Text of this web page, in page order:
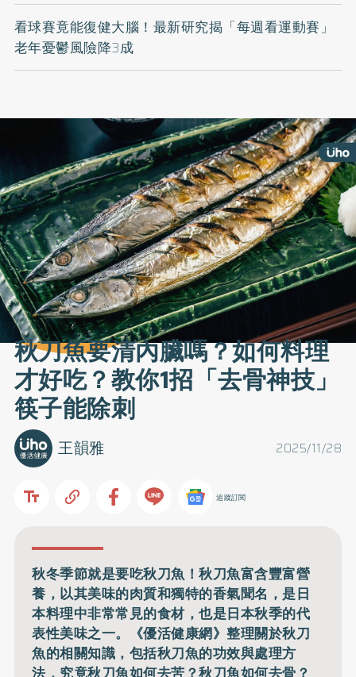
看球賽竟能復健大腦！最新研究揭「每週看運動賽」
老年憂鬱風險降3成
秋刀魚要清內臟嗎？如何料理
才好吃？教你1招「去骨神技」
筷子能除刺
2025/11/28
王韻雅
追蹤訂閱
秋冬季節就是要吃秋刀魚！秋刀魚富含豐富營
養，以其美味的肉質和獨特的香氣聞名，是日
本料理中非常常見的食材，也是日本秋季的代
表性美味之一。《優活健康網》整理關於秋刀
魚的相關知識，包括秋刀魚的功效與處理方